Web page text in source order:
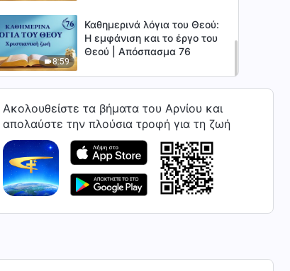
8:59
Καθημερινά λόγια του Θεού:
Η εμφάνιση και το έργο του
Θεού | Απόσπασμα 76
Ακολουθείστε τα βήματα του Αρνίου και
απολαύστε την πλούσια τροφή για τη ζωή